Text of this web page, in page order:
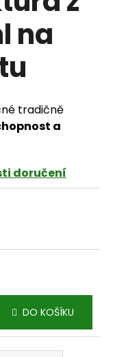
na
tradičně
a
doručení
DO KOŠÍKU